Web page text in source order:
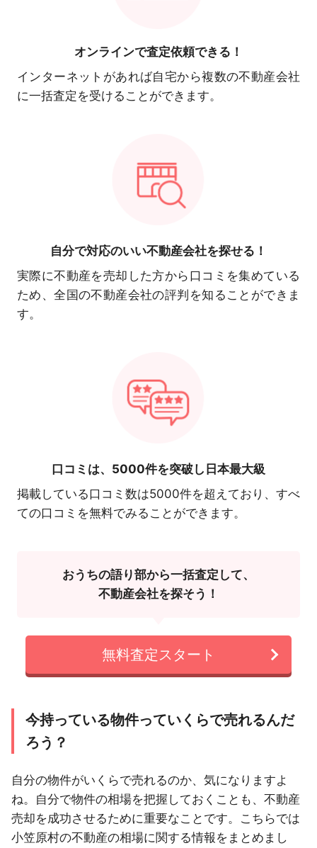
オンラインで査定依頼できる！
インターネットがあれば自宅から複数の不動産会社
に一括査定を受けることができます。
自分で対応のいい不動産会社を探せる！
実際に不動産を売却した方から口コミを集めている
ため、全国の不動産会社の評判を知ることができま
す。
口コミは、 5000件を突破し日本最大級
掲載している口コミ数は5000件を超えており、すべ
ての口コミを無料でみることができます。
おうちの語り部から一括査定して、
不動産会社を探そう！
無料査定スタート
今持っている物件っていくらで売れるんだ
ろう？
自分の物件がいくらで売れるのか、気になりますよ
ね。自分で物件の相場を把握しておくことも、不動産
売却を成功させるために重要なことです。こちらでは
小笠原村の不動産の相場に関する情報をまとめまし